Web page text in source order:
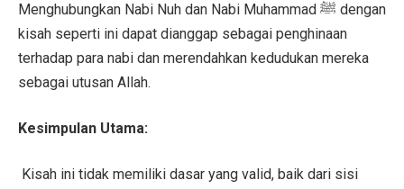
Menghubungkan Nabi Nuh dan Nabi Muhammad ﷺ dengan
kisah seperti ini dapat dianggap sebagai penghinaan
terhadap para nabi dan merendahkan kedudukan mereka
sebagai utusan Allah.
Kesimpulan Utama:
Kisah ini tidak memiliki dasar yang valid, baik dari sisi